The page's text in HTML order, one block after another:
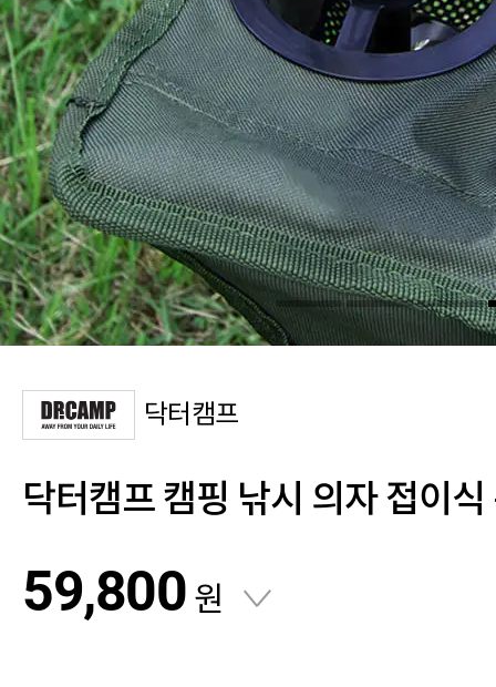
닥터캠프
닥터캠프 캠핑 낚시 의자 접이
59,800 원